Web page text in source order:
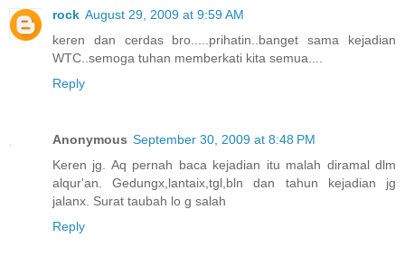
rock August 29, 2009 at 9:59 AM
keren dan cerdas bro.....prihatin..banget sama kejadian
WTC..semoga tuhan memberkati kita semua....
Reply
Anonymous September 30, 2009 at 8:48 PM
Keren jg. Aq pernah baca kejadian itu malah diramal dlm
alqur'an. Gedungx,lantaix,tgl,bln dan tahun kejadian jg
jalanx. Surat taubah lo g salah
Reply